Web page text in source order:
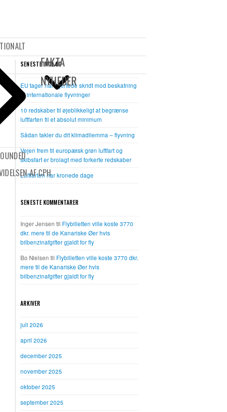
AF CPH
FAKTA
NYHEDER
SENESTE INDLÆG
EU tager halvhjertede skridt mod beskatning
af internationale flyvninger
10 redskaber til øjeblikkeligt at begrænse
luftfarten til et absolut minimum
Sådan takler du dit klimadilemma – flyvning
Vejen frem til europæisk grøn luftfart og
skibsfart er brolagt med forkerte redskaber
Luftfarten har kronede dage
SENESTE KOMMENTARER
Inger Jensen til Flybilletten ville koste 3770
dkr. mere til de Kanariske Øer hvis
bilbenzinafgifter gjaldt for fly
Bo Nielsen til Flybilletten ville koste 3770 dkr.
mere til de Kanariske Øer hvis
bilbenzinafgifter gjaldt for fly
ARKIVER
juli 2026
april 2026
december 2025
november 2025
oktober 2025
september 2025